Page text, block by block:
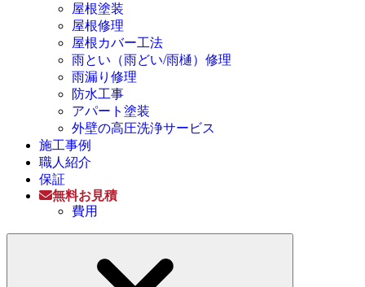
屋根塗装
屋根修理
屋根カバー工法
雨とい（雨どい/雨樋）修理
雨漏り修理
防水工事
アパート塗装
外壁の高圧洗浄サービス
施工事例
職人紹介
保証
無料お見積
費用